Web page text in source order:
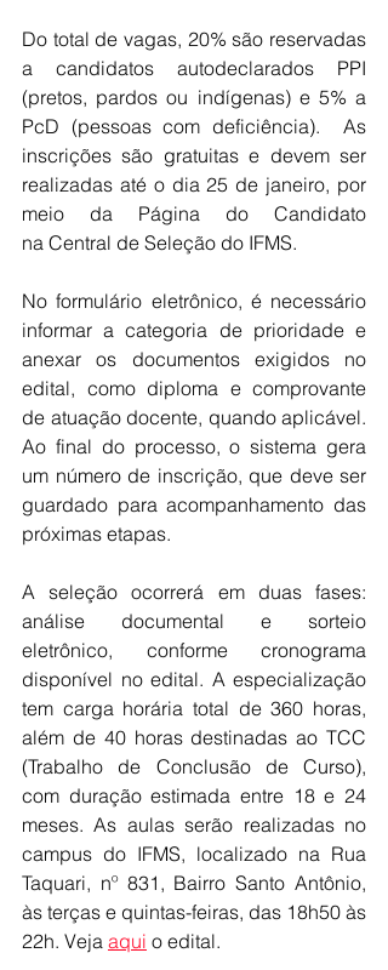
Do total de vagas, 20% são reservadas
a candidatos autodeclarados PPI
(pretos, pardos ou indígenas) e 5% a
PcD (pessoas com deficiência).  As
inscrições são gratuitas e devem ser
realizadas até o dia 25 de janeiro, por
meio da Página do Candidato
na Central de Seleção do IFMS.
No formulário eletrônico, é necessário
informar a categoria de prioridade e
anexar os documentos exigidos no
edital, como diploma e comprovante
de atuação docente, quando aplicável.
Ao final do processo, o sistema gera
um número de inscrição, que deve ser
guardado para acompanhamento das
próximas etapas.
A seleção ocorrerá em duas fases:
análise documental e sorteio
eletrônico, conforme cronograma
disponível no edital. A especialização
tem carga horária total de 360 horas,
além de 40 horas destinadas ao TCC
(Trabalho de Conclusão de Curso),
com duração estimada entre 18 e 24
meses. As aulas serão realizadas no
campus do IFMS, localizado na Rua
Taquari, nº 831, Bairro Santo Antônio,
às terças e quintas-feiras, das 18h50 às
22h. Veja aqui o edital.